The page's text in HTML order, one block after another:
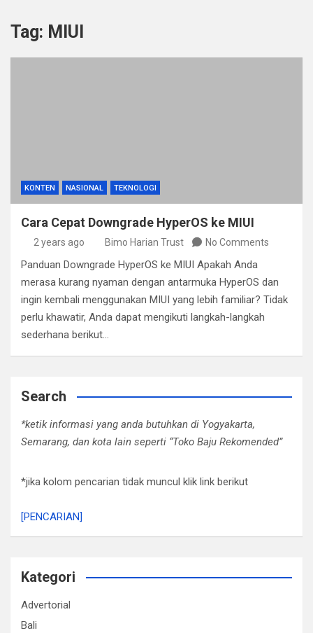
Tag: MIUI
KONTEN NASIONAL TEKNOLOGI
Cara Cepat Downgrade HyperOS ke MIUI
2 years ago Bimo Harian Trust No Comments
Panduan Downgrade HyperOS ke MIUI Apakah Anda
merasa kurang nyaman dengan antarmuka HyperOS dan
ingin kembali menggunakan MIUI yang lebih familiar? Tidak
perlu khawatir, Anda dapat mengikuti langkah-langkah
sederhana berikut…
Search
*ketik informasi yang anda butuhkan di Yogyakarta,
Semarang, dan kota lain seperti “Toko Baju Rekomended”
*jika kolom pencarian tidak muncul klik link berikut
[PENCARIAN]
Kategori
Advertorial
Bali